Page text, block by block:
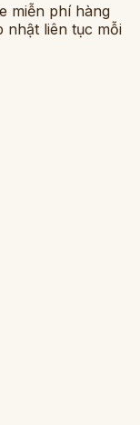
miễn phí hàng
nhật liên tục mỗi